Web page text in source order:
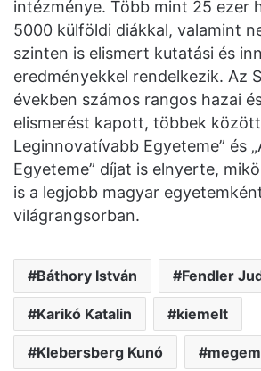
intézménye. Több mint 25 ezer
5000 külföldi diákkal, valamint
szinten is elismert kutatási és
eredményekkel rendelkezik. Az
években számos rangos hazai
elismerést kapott, többek között
Leginnovatívabb Egyeteme” és
Egyeteme” díjat is elnyerte,
is a legjobb magyar
világrangsorban.
Báthory István Fendler
Karikó Katalin kiemelt
Klebersberg Kunó